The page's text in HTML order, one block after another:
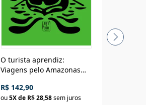
O turista aprendiz:
Viagens pelo Amazonas
até a Bolívia e por Marajó
até dizer chega
R$ 142,90
ou5X de R$ 28,58sem juros